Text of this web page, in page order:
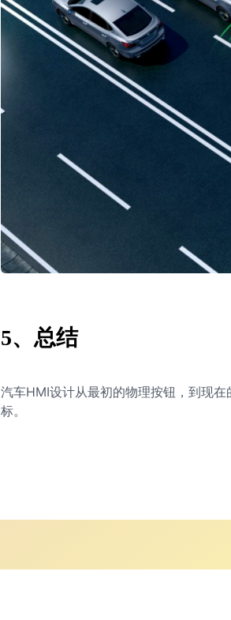
5、总结
汽车HMI设计从最初的物理按钮，到现
标。